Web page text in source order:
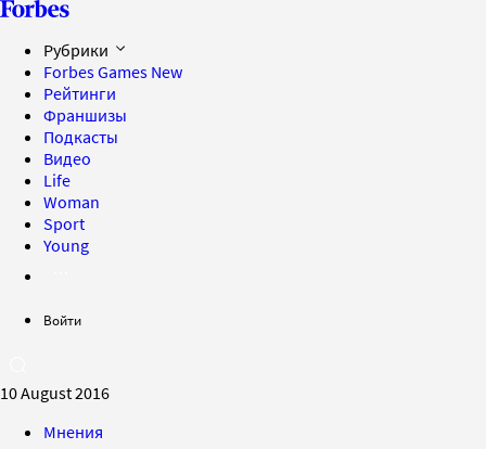
Рубрики
Forbes Games New
Рейтинги
Франшизы
Подкасты
Видео
Life
Woman
Sport
Young
Войти
10 August 2016
Мнения